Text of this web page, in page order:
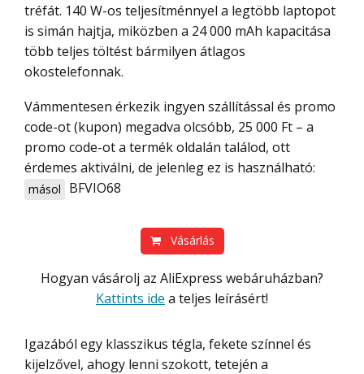
tréfát. 140 W-os teljesítménnyel a legtöbb laptopot
is simán hajtja, miközben a 24 000 mAh kapacitása
több teljes töltést bármilyen átlagos
okostelefonnak.
Vámmentesen érkezik ingyen szállítással és promo
code-ot (kupon) megadva olcsóbb, 25 000 Ft – a
promo code-ot a termék oldalán találod, ott
érdemes aktiválni, de jelenleg ez is használható:
másol BFVIO68
Vásárlás
Hogyan vásárolj az AliExpress webáruházban?
Kattints ide a teljes leírásért!
Igazából egy klasszikus tégla, fekete színnel és
kijelzővel, ahogy lenni szokott, tetején a